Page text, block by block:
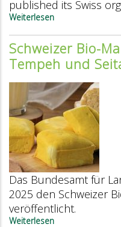
published its Swiss
Weiterlesen
organic
market
report:
Tofu,
tempeh
and
seitan
are
booming
Schweizer Bio-
Tempeh und
Das Bundesamt für
2025 den Schweizer
veröffentlicht.
Weiterlesen